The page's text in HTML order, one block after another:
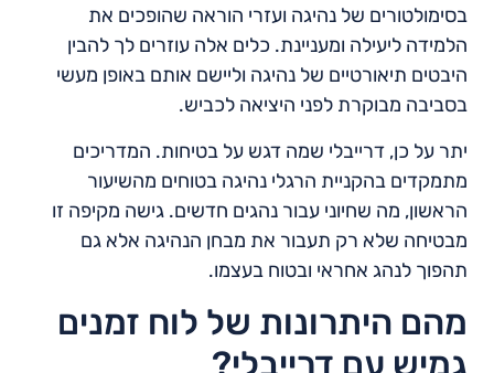
בסימולטורים של נהיגה ועזרי הוראה שהופכים את
הלמידה ליעילה ומעניינת. כלים אלה עוזרים לך להבין
היבטים תיאורטיים של נהיגה וליישם אותם באופן מעשי
בסביבה מבוקרת לפני היציאה לכביש.
יתר על כן, דרייבלי שמה דגש על בטיחות. המדריכים
מתמקדים בהקניית הרגלי נהיגה בטוחים מהשיעור
הראשון, מה שחיוני עבור נהגים חדשים. גישה מקיפה זו
מבטיחה שלא רק תעבור את מבחן הנהיגה אלא גם
תהפוך לנהג אחראי ובטוח בעצמו.
מהם היתרונות של לוח זמנים
גמיש עם דרייבלי?